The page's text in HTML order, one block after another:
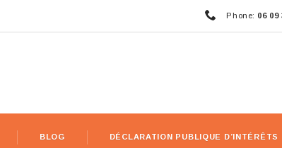
Phone: 06 09
BLOG DÉCLARATION PUBLIQUE D’INTÉRÊTS